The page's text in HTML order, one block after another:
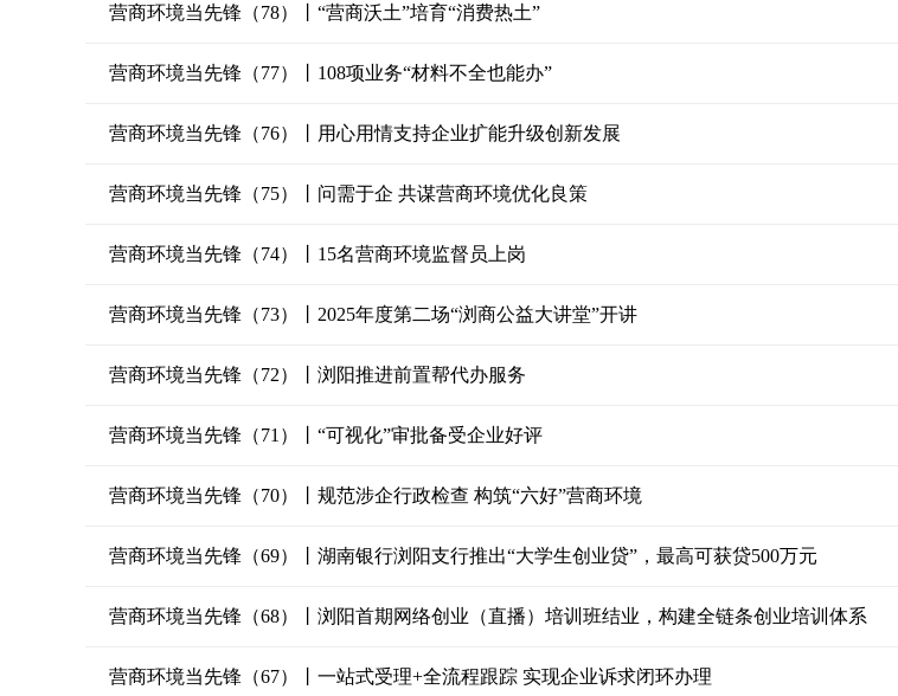
营商环境当先锋（78）丨“营商沃土”培育“消费热土”
营商环境当先锋（77）丨108项业务“材料不全也能办”
营商环境当先锋（76）丨用心用情支持企业扩能升级创新发展
营商环境当先锋（75）丨问需于企 共谋营商环境优化良策
营商环境当先锋（74）丨15名营商环境监督员上岗
营商环境当先锋（73）丨2025年度第二场“浏商公益大讲堂”开讲
营商环境当先锋（72）丨浏阳推进前置帮代办服务
营商环境当先锋（71）丨“可视化”审批备受企业好评
营商环境当先锋（70）丨规范涉企行政检查 构筑“六好”营商环境
营商环境当先锋（69）丨湖南银行浏阳支行推出“大学生创业贷”，最高可获贷500万元
营商环境当先锋（68）丨浏阳首期网络创业（直播）培训班结业，构建全链条创业培训体系
营商环境当先锋（67）丨一站式受理+全流程跟踪 实现企业诉求闭环办理